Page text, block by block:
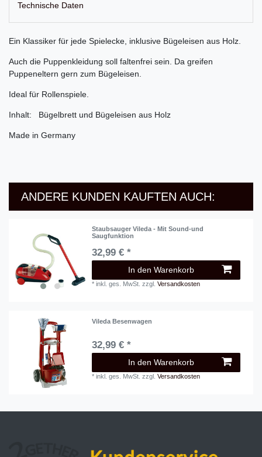
Technische Daten
Ein Klassiker für jede Spielecke, inklusive Bügeleisen aus Holz.
Auch die Puppenkleidung soll faltenfrei sein. Da greifen
Puppeneltern gern zum Bügeleisen.
Ideal für Rollenspiele.
Inhalt: Bügelbrett und Bügeleisen aus Holz
Made in Germany
ANDERE KUNDEN KAUFTEN AUCH:
Staubsauger Vileda - Mit Sound-und
Saugfunktion
32,99 € *
In den Warenkorb
*inkl. ges. MwSt. zzgl.Versandkosten
Vileda Besenwagen
32,99 € *
In den Warenkorb
*inkl. ges. MwSt. zzgl.Versandkosten